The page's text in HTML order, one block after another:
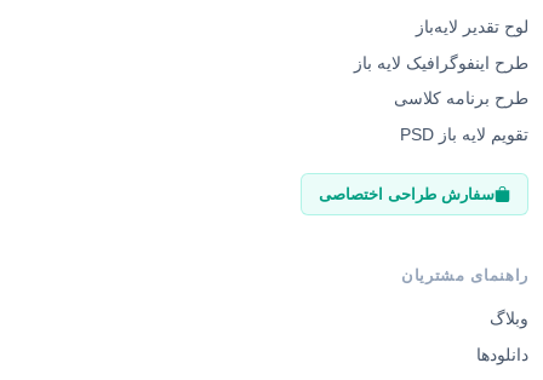
طرح اینفوگرافیک لایه باز
طرح برنامه کلاسی
تقویم لایه باز PSD
سفارش طراحی اختصاصی
دانلودها
سوالات متداول